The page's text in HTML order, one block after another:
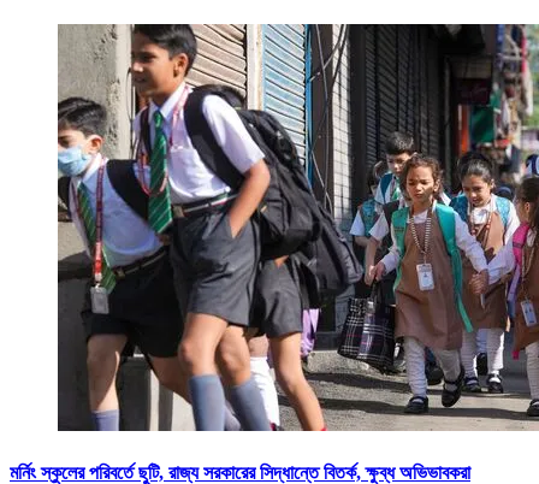
মর্নিং স্কুলের পরিবর্তে ছুটি, রাজ্য সরকারের সিদ্ধান্তে বিতর্ক, ক্ষুব্ধ অভিভাবকরা